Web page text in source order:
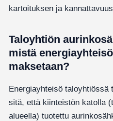
kartoituksen ja
Taloyhtiön
mistä
maksetaan?
Energiayhteisö taloyhtiössä
sitä, että kiinteistön katolla
alueella) tuotettu